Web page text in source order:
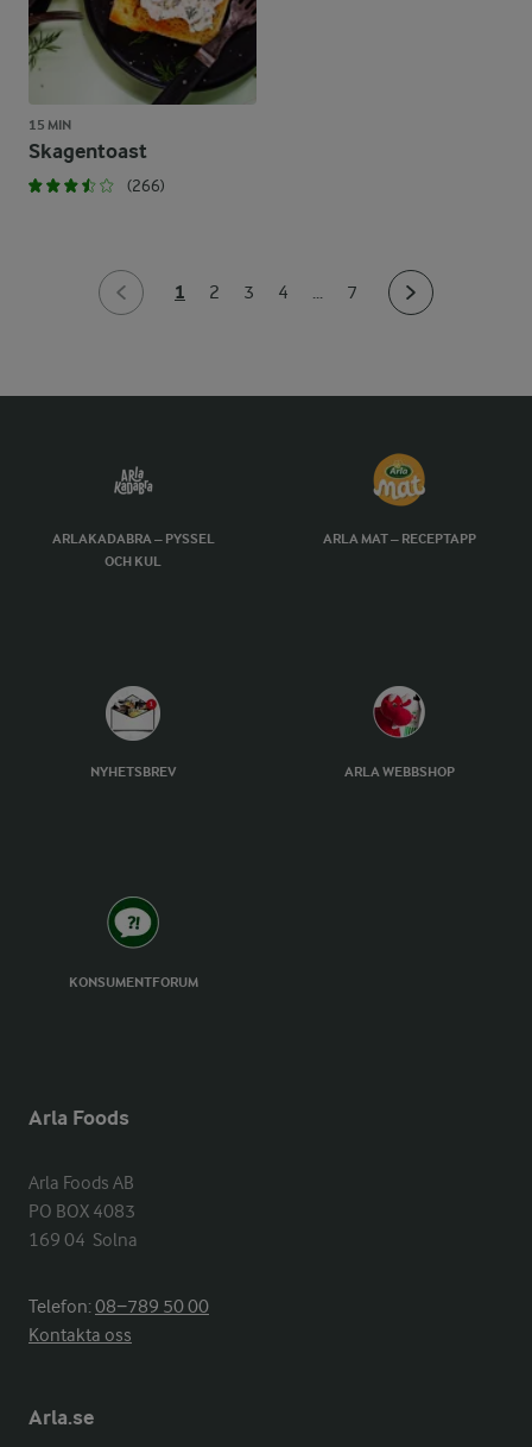
15 MIN
Skagentoast
(266)
1 2 3 4 ... 7
ARLAKADABRA – PYSSEL
OCH KUL
ARLA MAT – RECEPTAPP
NYHETSBREV ARLA WEBBSHOP
KONSUMENTFORUM
Arla Foods
Arla Foods AB
PO BOX 4083
169 04  Solna
Telefon:08−789 50 00
Kontakta oss
Arla.se